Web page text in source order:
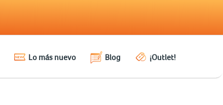
Lo más nuevo Blog ¡Outlet!